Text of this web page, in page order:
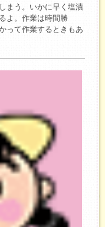
まう。いかに早く塩漬
よ。作業は時間勝
って作業するときもあ